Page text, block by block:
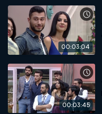
00:03:04
00:03:45